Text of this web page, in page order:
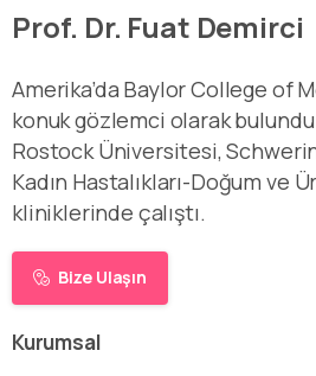
Prof. Dr. Fuat Demirci
Amerika’da Baylor College of
konuk gözlemci olarak bulundu
Rostock Üniversitesi,
Kadın Hastalıkları-Doğum ve
kliniklerinde çalıştı.
Bize Ulaşın
Kurumsal